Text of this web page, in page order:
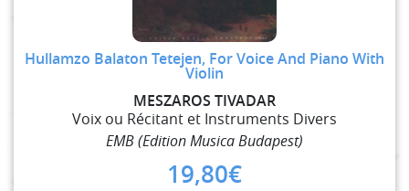
Hullamzo Balaton Tetejen, For Voice And Piano With
Violin
MESZAROS TIVADAR
Voix ou Récitant et Instruments Divers
EMB (Edition Musica Budapest)
19,80€